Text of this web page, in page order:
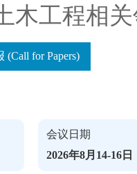
木工程相
(Call for Papers)
会议日期
2026年8月14-16日